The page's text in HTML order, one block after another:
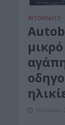
ΑΥΤΟΚΙΝΗΤΟ •
13 Ιουλίου